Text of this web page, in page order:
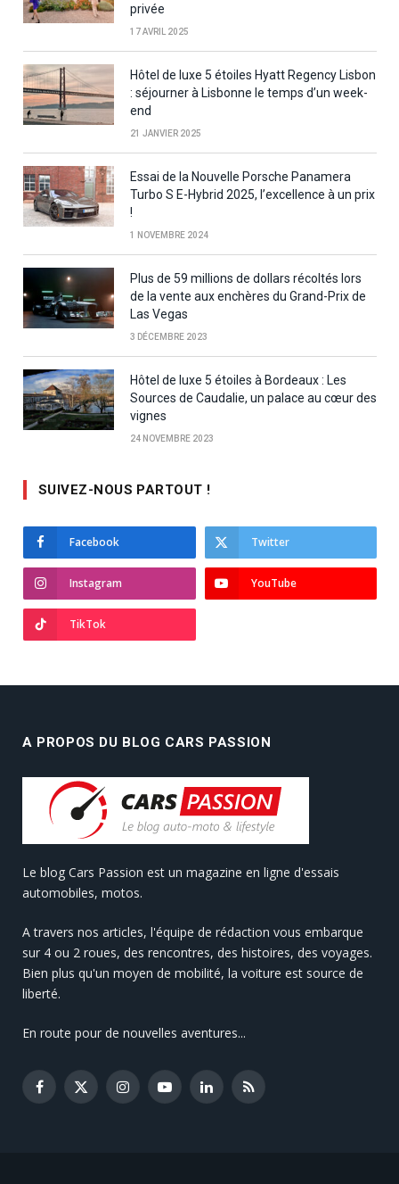
privée
17 AVRIL 2025
Hôtel de luxe 5 étoiles Hyatt Regency Lisbon
: séjourner à Lisbonne le temps d’un week-
end
21 JANVIER 2025
Essai de la Nouvelle Porsche Panamera
Turbo S E-Hybrid 2025, l’excellence à un prix
!
1 NOVEMBRE 2024
Plus de 59 millions de dollars récoltés lors
de la vente aux enchères du Grand-Prix de
Las Vegas
3 DÉCEMBRE 2023
Hôtel de luxe 5 étoiles à Bordeaux : Les
Sources de Caudalie, un palace au cœur des
vignes
24 NOVEMBRE 2023
SUIVEZ-NOUS PARTOUT !
Facebook Twitter
Instagram YouTube
TikTok
A PROPOS DU BLOG CARS PASSION
Le blog Cars Passion est un magazine en ligne d'essais
automobiles, motos.
A travers nos articles, l'équipe de rédaction vous embarque
sur 4 ou 2 roues, des rencontres, des histoires, des voyages.
Bien plus qu'un moyen de mobilité, la voiture est source de
liberté.
En route pour de nouvelles aventures...
Facebook
X
InstagramYouTubeLinkedInRSS